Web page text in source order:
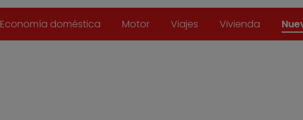
Economía doméstica Motor Viajes Vivienda